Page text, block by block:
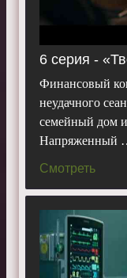
6 серия -
Финансовый
неудачного
семейный дом
Напряженный
Смотреть